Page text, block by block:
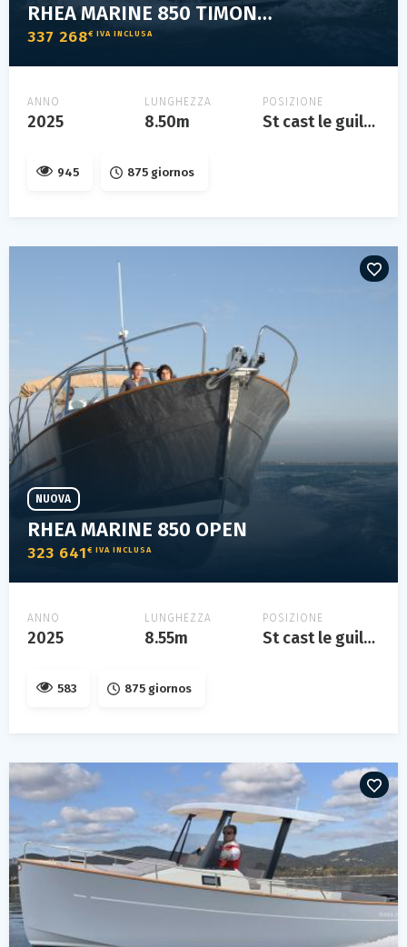
RHEA MARINE 850 TIMONIER
337 268€ IVA INCLUSA
ANNO
2025
LUNGHEZZA
8.50m
POSIZIONE
St cast le guildo
945 875 giornos
RHEA MARINE 850 OPEN
323 641 € IVA INCLUSA
NUOVA
ANNO
2025
LUNGHEZZA
8.55m
POSIZIONE
St cast le guildo
583 875 giornos